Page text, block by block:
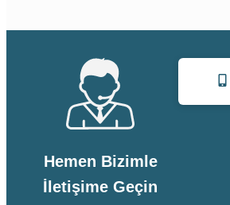
Hemen Bizimle
İletişime Geçin